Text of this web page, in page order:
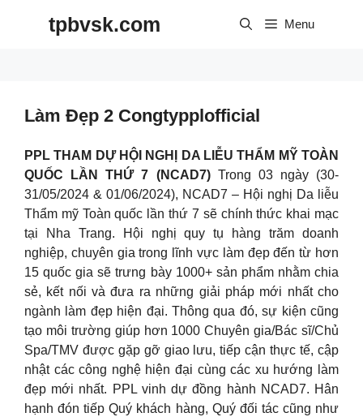
tpbvsk.com Menu
Làm Đẹp 2 Congtypplofficial
PPL THAM DỰ HỘI NGHỊ DA LIỄU THẨM MỸ TOÀN
QUỐC LẦN THỨ 7 (NCAD7) Trong 03 ngày (30-
31/05/2024 & 01/06/2024), NCAD7 – Hội nghị Da liễu
Thẩm mỹ Toàn quốc lần thứ 7 sẽ chính thức khai mạc
tại Nha Trang. Hội nghị quy tụ hàng trăm doanh
nghiệp, chuyên gia trong lĩnh vực làm đẹp đến từ hơn
15 quốc gia sẽ trưng bày 1000+ sản phẩm nhằm chia
sẻ, kết nối và đưa ra những giải pháp mới nhất cho
ngành làm đẹp hiện đại. Thông qua đó, sự kiện cũng
tạo môi trường giúp hơn 1000 Chuyên gia/Bác sĩ/Chủ
Spa/TMV được gặp gỡ giao lưu, tiếp cận thực tế, cập
nhật các công nghệ hiện đại cùng các xu hướng làm
đẹp mới nhất. PPL vinh dự đồng hành NCAD7. Hân
hạnh đón tiếp Quý khách hàng, Quý đối tác cũng như